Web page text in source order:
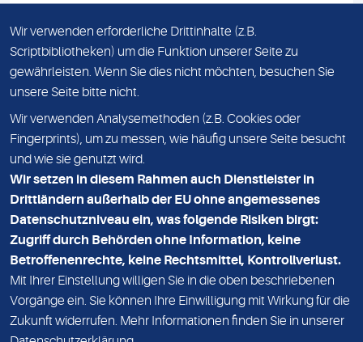
Namen des Fremdlabors mit. Mit der Beauftragung der
Fremdlaborleistung erklären Sie sich mit dieser
Vereinbarung einverstanden.
DATENSCHUTZ
KONTAKT
NEWSLETTER
ADRESSE
MVZ Medizinisches Labor Nord MLN GmbH
Essener Straße 108
22419 Hamburg
Wir verwenden erforderliche Drittinhalte (z.B.
Scriptbibliotheken) um die Funktion unserer Seite zu
gewährleisten. Wenn Sie dies nicht möchten, besuchen Sie
unsere Seite bitte nicht.
Wir verwenden Analysemethoden (z.B. Cookies oder
Fingerprints), um zu messen, wie häufig unsere Seite besucht
und wie sie genutzt wird.
Wir setzen in diesem Rahmen auch Dienstleister in
Drittländern außerhalb der EU ohne angemessenes
Datenschutzniveau ein, was folgende Risiken birgt:
Zugriff durch Behörden ohne Information, keine
Betroffenenrechte, keine Rechtsmittel, Kontrollverlust.
Mit Ihrer Einstellung willigen Sie in die oben beschriebenen
Vorgänge ein. Sie können Ihre Einwilligung mit Wirkung für die
Zukunft widerrufen. Mehr Informationen finden Sie in unserer